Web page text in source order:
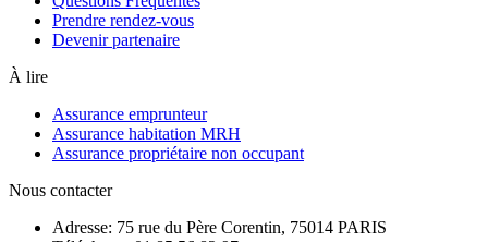
Prendre rendez-vous
Devenir partenaire
À lire
Assurance emprunteur
Assurance habitation MRH
Assurance propriétaire non occupant
Nous contacter
Adresse: 75 rue du Père Corentin, 75014 PARIS